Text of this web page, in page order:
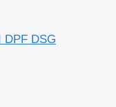
DPF DSG